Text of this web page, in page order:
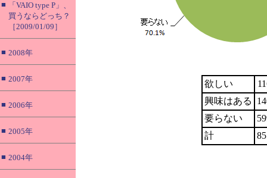
■
「VAIO type P」、
買うならどっち？
［2009/01/09］
■ 2008年
■ 2007年
■ 2006年
■ 2005年
■ 2004年
欲しい
興味はある
要らない
計